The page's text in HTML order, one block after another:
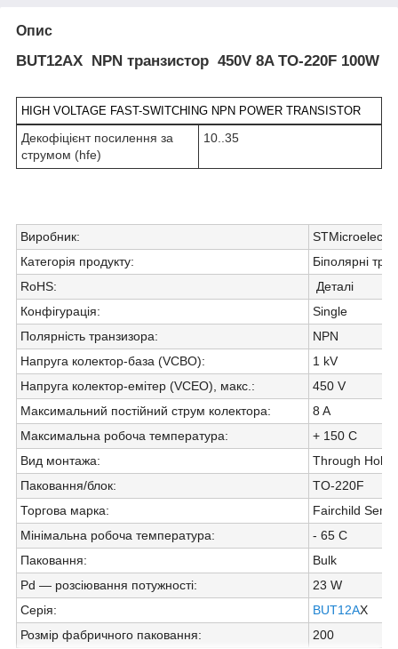
Опис
BUT12AX NPN транзистор 450V 8A TO-220F 100W
HIGH VOLTAGE FAST-SWITCHING NPN POWER TRANSISTOR
Декофіцієнт посилення за
струмом (hfe)
10..35
Виробник:
Категорія продукту:
Біполярні
RoHS:
Деталі
Конфігурація:
Single
Полярність транзизора:
NPN
Напруга колектор-база (VCBO):
1 kV
Напруга колектор-емітер (VCEO), макс. :
450 V
Максимальний постійний струм колектора:
8 A
Максимальна робоча температура:
+ 150 C
Вид монтажа:
Through Hole
Паковання/блок:
TO-220F
Торгова марка:
Fairchild
Мінімальна робоча температура:
- 65 C
Паковання:
Bulk
Pd — розсіювання потужності:
23 W
Серія: BUT12AX
Розмір фабричного паковання: 200